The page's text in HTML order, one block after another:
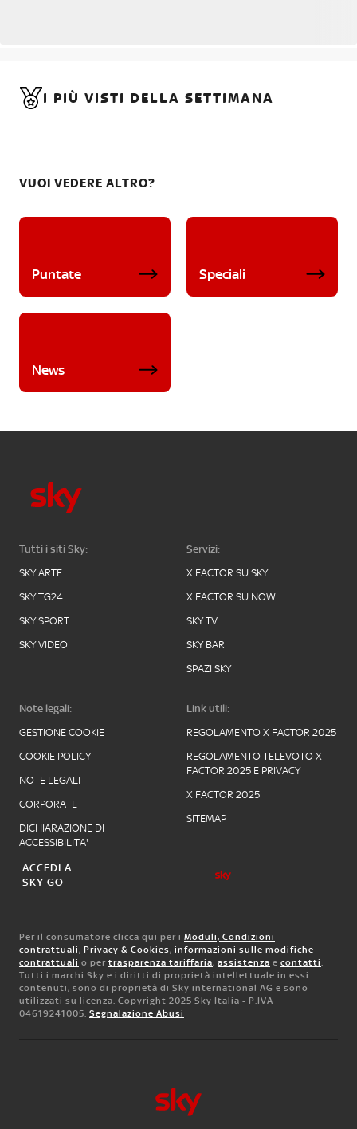
I PIÙ VISTI DELLA SETTIMANA
VUOI VEDERE ALTRO?
Puntate Speciali
News
Tutti i siti Sky:
SKY ARTE
SKY TG24
SKY SPORT
SKY VIDEO
Servizi:
X FACTOR SU SKY
X FACTOR SU NOW
SKY TV
SKY BAR
SPAZI SKY
Note legali:
GESTIONE COOKIE
COOKIE POLICY
NOTE LEGALI
CORPORATE
DICHIARAZIONE DI
ACCESSIBILITA'
Link utili:
REGOLAMENTO X FACTOR 2025
REGOLAMENTO TELEVOTO X
FACTOR 2025 E PRIVACY
X FACTOR 2025
SITEMAP
ACCEDI A
SKY GO
Per il consumatore clicca qui per i Moduli, Condizioni
contrattuali, Privacy & Cookies, informazioni sulle modifiche
contrattuali o per trasparenza tariffaria, assistenza e contatti.
Tutti i marchi Sky e i diritti di proprietà intellettuale in essi
contenuti, sono di proprietà di Sky international AG e sono
utilizzati su licenza. Copyright 2025 Sky Italia - P.IVA
04619241005. Segnalazione Abusi